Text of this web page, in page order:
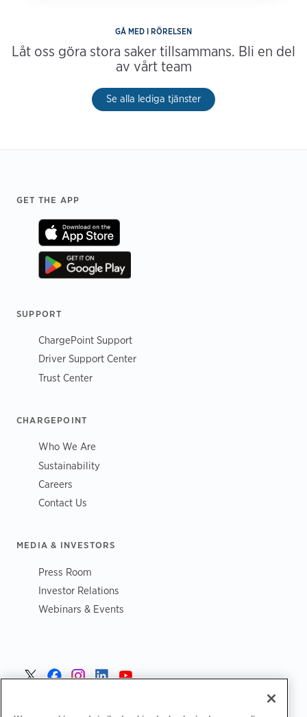
GÅ MED I RÖRELSEN
Låt oss göra stora saker tillsammans. Bli en del
av vårt team
Se alla lediga tjänster
Footer
GET THE APP
SUPPORT
ChargePoint Support
Driver Support Center
Trust Center
CHARGEPOINT
Who We Are
Sustainability
Careers
Contact Us
MEDIA & INVESTORS
Press Room
Investor Relations
Webinars & Events